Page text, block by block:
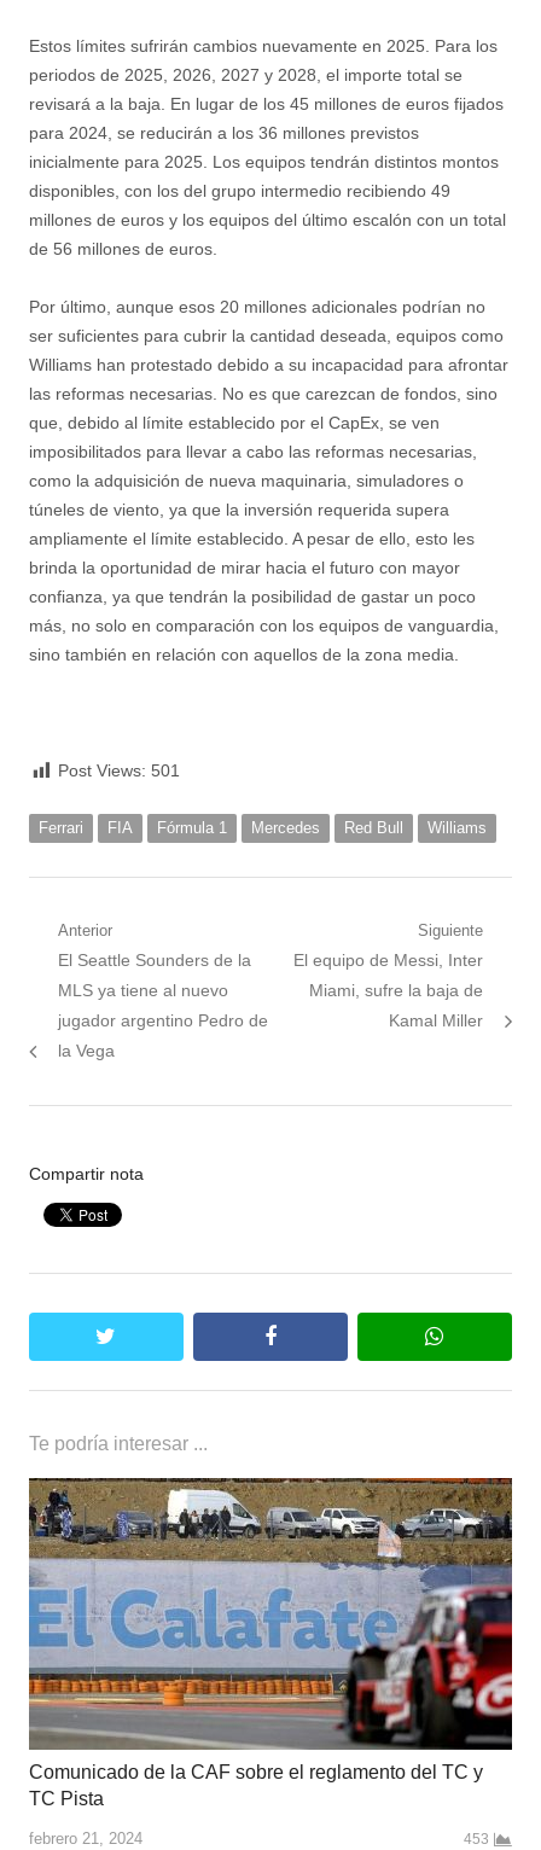
Estos límites sufrirán cambios nuevamente en 2025. Para los
periodos de 2025, 2026, 2027 y 2028, el importe total se
revisará a la baja. En lugar de los 45 millones de euros fijados
para 2024, se reducirán a los 36 millones previstos
inicialmente para 2025. Los equipos tendrán distintos montos
disponibles, con los del grupo intermedio recibiendo 49
millones de euros y los equipos del último escalón con un total
de 56 millones de euros.
Por último, aunque esos 20 millones adicionales podrían no
ser suficientes para cubrir la cantidad deseada, equipos como
Williams han protestado debido a su incapacidad para afrontar
las reformas necesarias. No es que carezcan de fondos, sino
que, debido al límite establecido por el CapEx, se ven
imposibilitados para llevar a cabo las reformas necesarias,
como la adquisición de nueva maquinaria, simuladores o
túneles de viento, ya que la inversión requerida supera
ampliamente el límite establecido. A pesar de ello, esto les
brinda la oportunidad de mirar hacia el futuro con mayor
confianza, ya que tendrán la posibilidad de gastar un poco
más, no solo en comparación con los equipos de vanguardia,
sino también en relación con aquellos de la zona media.
Post Views: 501
Ferrari FIA Fórmula 1 Mercedes Red Bull Williams
Navegación
entradas
Anterior
Nota
anterior:
El Seattle Sounders de la
MLS ya tiene al nuevo
jugador argentino Pedro de
la Vega
Siguiente
Siguiente
nota:
El equipo de Messi, Inter
Miami, sufre la baja de
Kamal Miller
Compartir nota
facebook whatsapp
Te podría interesar ...
Comunicado de la CAF sobre el reglamento del TC y
TC Pista
febrero 21, 2024 453